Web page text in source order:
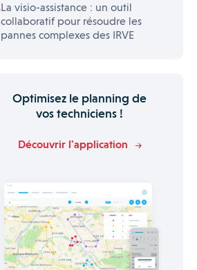
La visio-assistance : un outil
collaboratif pour résoudre les
pannes complexes des IRVE
Optimisez le planning de
vos techniciens !
Découvrir l'application